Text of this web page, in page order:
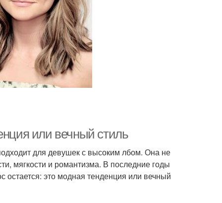
или вечный стиль
для девушек с высоким лбом. Она не
мягкости и романтизма. В последние годы
остается: это модная тенденция или вечный